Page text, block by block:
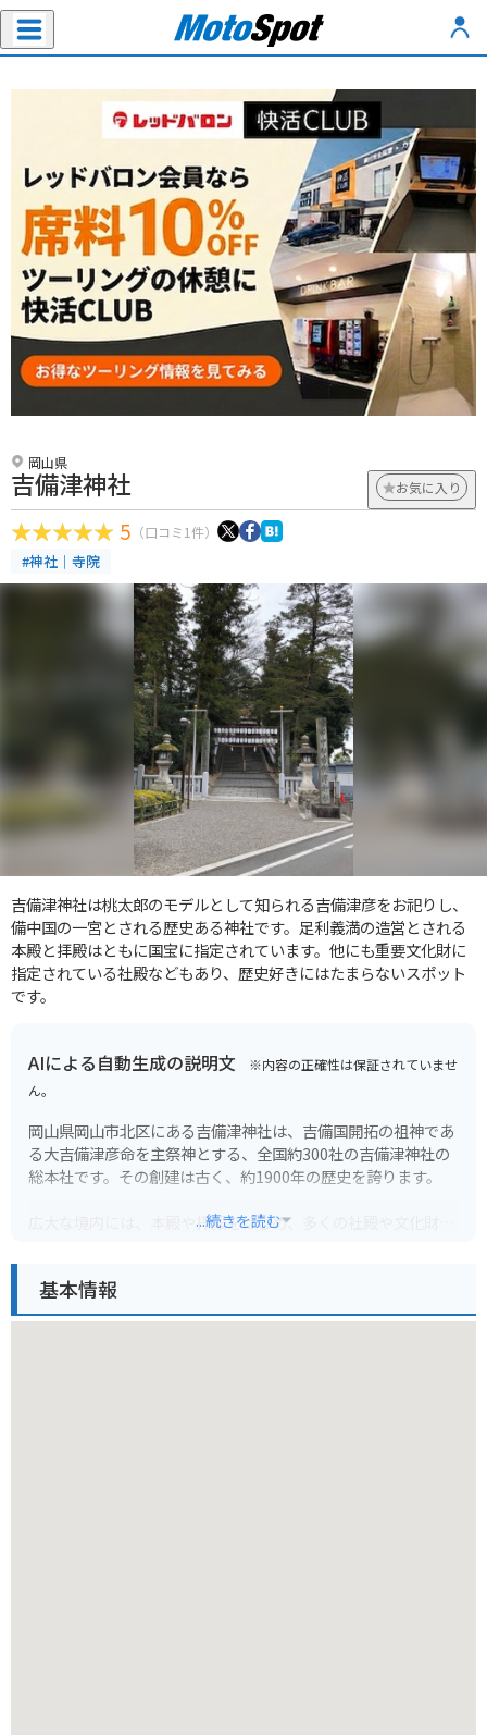
岡山県
吉備津神社 お気に入り
5 （口コミ1件）
#神社｜寺院
吉備津神社は桃太郎のモデルとして知られる吉備津彦をお祀りし、
備中国の一宮とされる歴史ある神社です。足利義満の造営とされる
本殿と拝殿はともに国宝に指定されています。他にも重要文化財に
指定されている社殿などもあり、歴史好きにはたまらないスポット
です。
AIによる自動生成の説明文 ※内容の正確性は保証されていませ
ん。
岡山県岡山市北区にある吉備津神社は、吉備国開拓の祖神であ
る大吉備津彦命を主祭神とする、全国約300社の吉備津神社の
総本社です。その創建は古く、約1900年の歴史を誇ります。
広大な境内には、本殿や拝殿をはじめ、多くの社殿や文化財が
価値があります。また、全長400メートルにも及ぶ日本一長い
と言われる「回廊」も見どころの一つです。
...続きを読む
基本情報